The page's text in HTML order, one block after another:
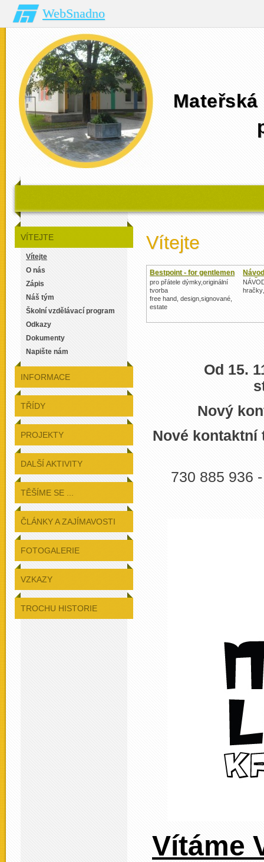
WebSnadno
Mateřská
Vítejte
Bestpoint - for gentlemen
pro přátele dýmky,originální
tvorba
free hand, design,signované,
estate
hračk
Od 15.
Nový
Nové kontaktní
730 885 936
Vítáme
VÍTEJTE
Vítejte
O nás
Zápis
Náš tým
Školní vzdělávací program
Odkazy
Dokumenty
Napište nám
INFORMACE
TŘÍDY
PROJEKTY
DALŠÍ AKTIVITY
TĚŠÍME SE ...
ČLÁNKY A ZAJÍMAVOSTI
FOTOGALERIE
VZKAZY
TROCHU HISTORIE